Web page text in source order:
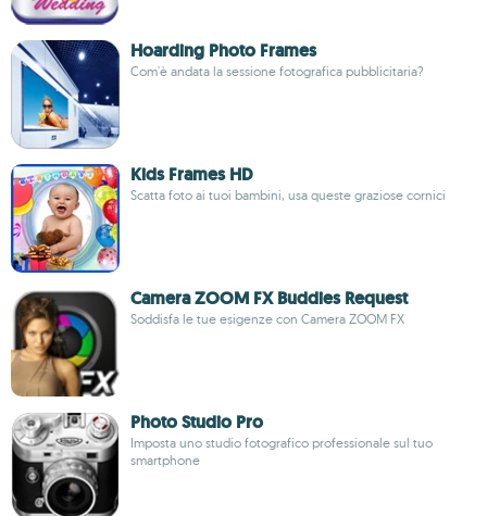
Hoarding Photo Frames
Com'è andata la sessione fotografica pubblicitaria?
Kids Frames HD
Scatta foto ai tuoi bambini, usa queste graziose cornici
Camera ZOOM FX Buddies Request
Soddisfa le tue esigenze con Camera ZOOM FX
Photo Studio Pro
Imposta uno studio fotografico professionale sul tuo
smartphone